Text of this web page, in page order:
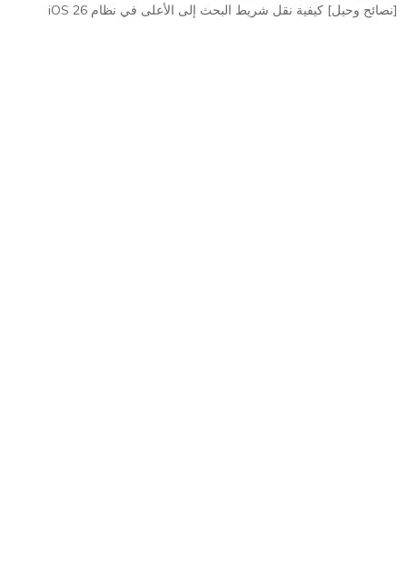
[نصائح وحيل] كيفية نقل شريط البحث إلى الأعلى في نظام iOS 26